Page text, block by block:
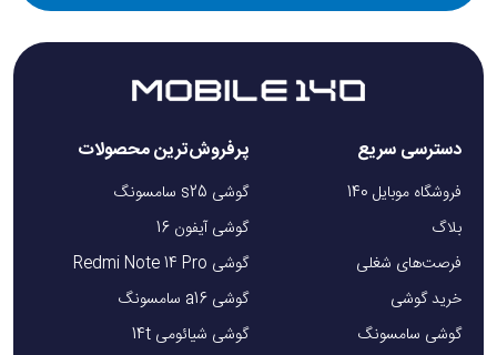
دسترسی سریع
فروشگاه موبایل 140
بلاگ
فرصت‌های شغلی
خرید گوشی
گوشی سامسونگ
پرفروش‌ترین محصولات
گوشی s25 سامسونگ
گوشی آیفون 16
گوشی Redmi Note 14 Pro
گوشی a16 سامسونگ
گوشی شیائومی 14t